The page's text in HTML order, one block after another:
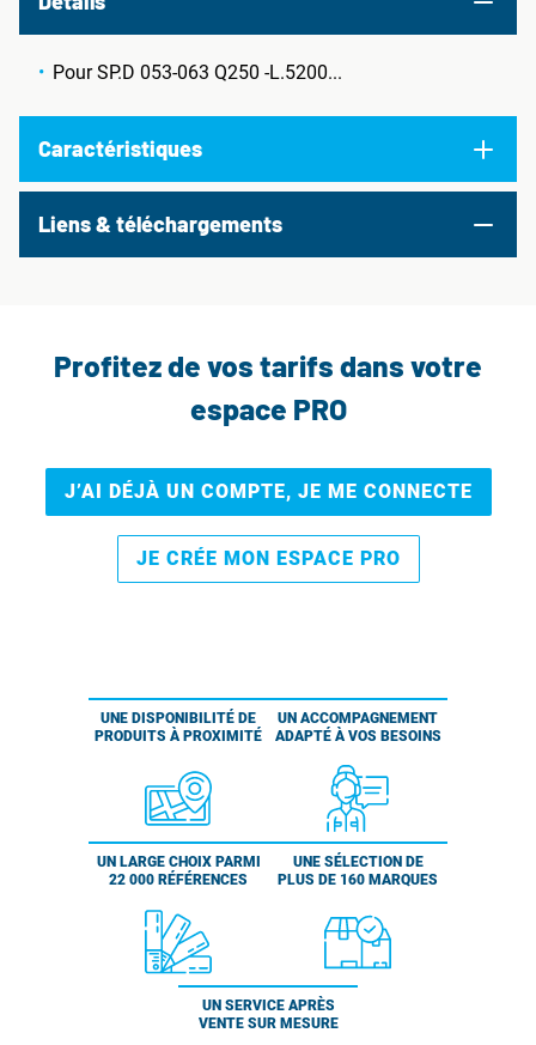
Pour SP.D 053-063 Q250 -L.5200...
Caractéristiques
Liens & téléchargements
Profitez de vos tarifs dans votre
espace PRO
J’AI DÉJÀ UN COMPTE, JE ME CONNECTE
JE CRÉE MON ESPACE PRO
UNE DISPONIBILITÉ DE
PRODUITS À PROXIMITÉ
UN ACCOMPAGNEMENT
ADAPTÉ À VOS BESOINS
UN LARGE CHOIX PARMI
22 000 RÉFÉRENCES
UNE SÉLECTION DE
PLUS DE 160 MARQUES
UN SERVICE APRÈS
VENTE SUR MESURE